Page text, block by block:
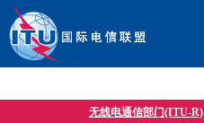
无线电通信部门(ITU-R)